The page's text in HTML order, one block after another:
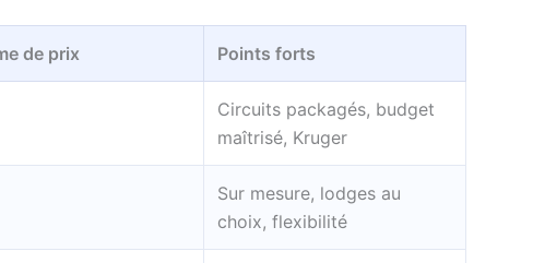
de prix Points forts
Circuits packagés, budget
maîtrisé, Kruger
Sur mesure, lodges au
choix, flexibilité